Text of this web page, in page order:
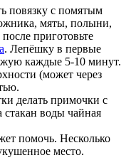
повязку с помятым
мяты, полыни,
приготовьте
. Лепёшку в первые
каждые 5-10 минут.
(может через
делать примочки с
стакан воды чайная
помочь. Несколько
место.